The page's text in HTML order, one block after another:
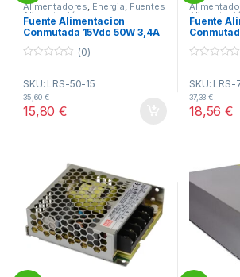
Alimentadores, Energia, Fuentes
Alimentación
Fuente Alimentacion
Conmutada 15Vdc 50W 3,4A
Rejilla MW LRS-50-15
u
t
o
f
(0)
SKU: LRS-50-15
15,80€
35,60€
Fuente
Rejilla
u
t
o
f
SKU: LRS-
18,56€
37,33€